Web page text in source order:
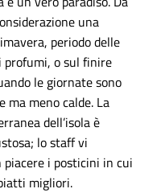
una
periodo delle
o sul finire
le giornate sono
ma meno calde. La
dell’isola è
lo staff vi
piacere i posticini in cui
migliori.